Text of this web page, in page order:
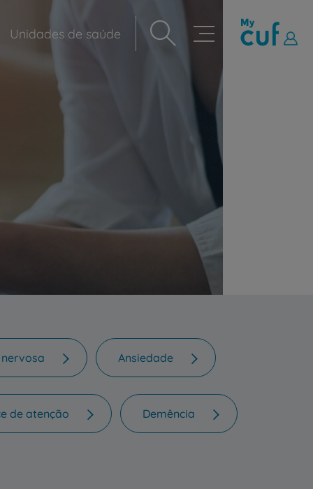
Navegação
Unidades de saúde
Ansiedade
de atenção Demência